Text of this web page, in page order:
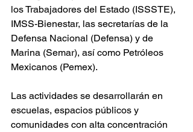
los Trabajadores del Estado (ISSSTE),
IMSS-Bienestar, las secretarías de la
Defensa Nacional (Defensa) y de
Marina (Semar), así como Petróleos
Mexicanos (Pemex).
Las actividades se desarrollarán en
escuelas, espacios públicos y
comunidades con alta concentración